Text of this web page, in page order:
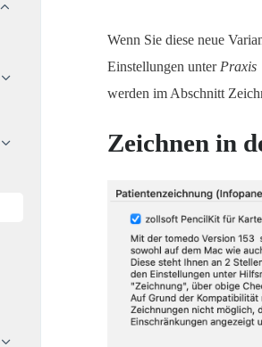
Wenn Sie diese neue
Einstellungen unter Praxis
werden im Abschnitt
Zeichnen in